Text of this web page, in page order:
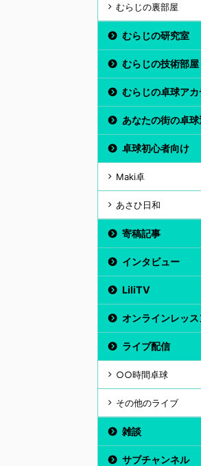
むらじの裏部屋
むらじの研究室
むらじの技術部屋
むらじの卓球ア
あなたの街の卓球
卓球初心者向け
Maki卓
あさひ日和
寄稿記事
インタビュー
LiliTV
オンラインレッス
ライブ配信
○○時間卓球
その他のライブ
雑談
サブチャンネル